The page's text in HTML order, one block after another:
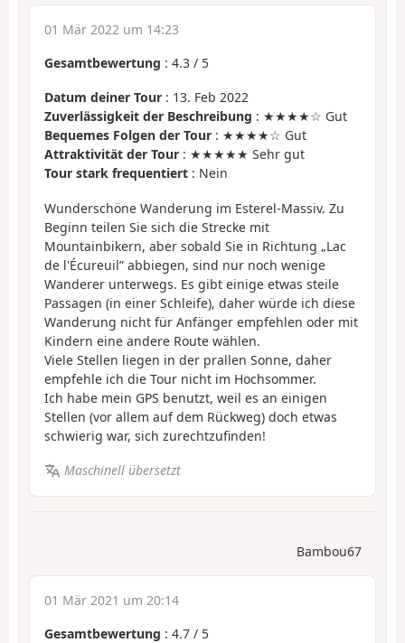
01 Mär 2022 um 14:23
Gesamtbewertung : 4.3 / 5
Datum deiner Tour : 13. Feb 2022
Zuverlässigkeit der Beschreibung : ★★★★☆ Gut
Bequemes Folgen der Tour : ★★★★☆ Gut
Attraktivität der Tour : ★★★★★ Sehr gut
Tour stark frequentiert : Nein
Wunderschöne Wanderung im Esterel-Massiv. Zu
Beginn teilen Sie sich die Strecke mit
Mountainbikern, aber sobald Sie in Richtung „Lac
de l'Écureuil” abbiegen, sind nur noch wenige
Wanderer unterwegs. Es gibt einige etwas steile
Passagen (in einer Schleife), daher würde ich diese
Wanderung nicht für Anfänger empfehlen oder mit
Kindern eine andere Route wählen.
Viele Stellen liegen in der prallen Sonne, daher
empfehle ich die Tour nicht im Hochsommer.
Ich habe mein GPS benutzt, weil es an einigen
Stellen (vor allem auf dem Rückweg) doch etwas
schwierig war, sich zurechtzufinden!
Maschinell übersetzt
Bambou67
01 Mär 2021 um 20:14
Gesamtbewertung : 4.7 / 5